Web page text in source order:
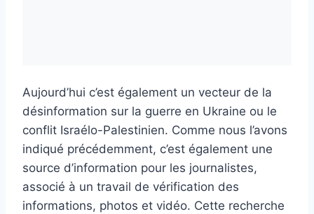
Aujourd’hui c’est également un vecteur de la
désinformation sur la guerre en Ukraine ou le
conflit Israélo-Palestinien. Comme nous l’avons
indiqué précédemment, c’est également une
source d’information pour les journalistes,
associé à un travail de vérification des
informations, photos et vidéo. Cette recherche